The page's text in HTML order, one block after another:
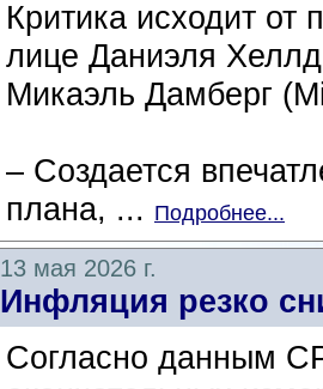
Критика исходит от
лице Даниэля
Микаэль Дамберг
– Создается
плана, ... Подробнее...
13 мая 2026 г.
Инфляция резко
Согласно данным